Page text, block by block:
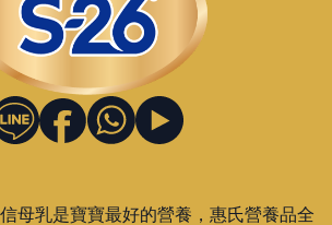
顯示在地圖上
規劃路線
母乳是寶寶最好的營養，惠氏營養品全